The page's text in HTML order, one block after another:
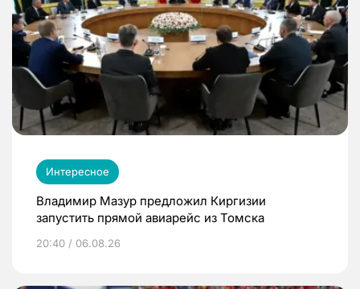
Интересное
Владимир Мазур предложил Киргизии
запустить прямой авиарейс из Томска
20:40 / 06.08.26